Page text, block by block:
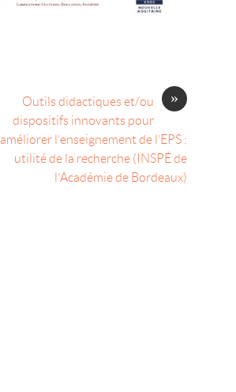
»
Outils didactiques et/ou
dispositifs innovants pour
améliorer l’enseignement de l’EPS :
utilité de la recherche (INSPÉ de
l’Académie de Bordeaux)